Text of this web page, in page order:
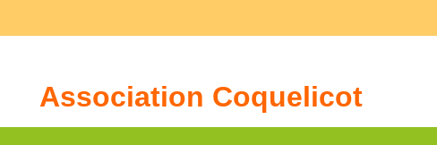
Association Coquelicot